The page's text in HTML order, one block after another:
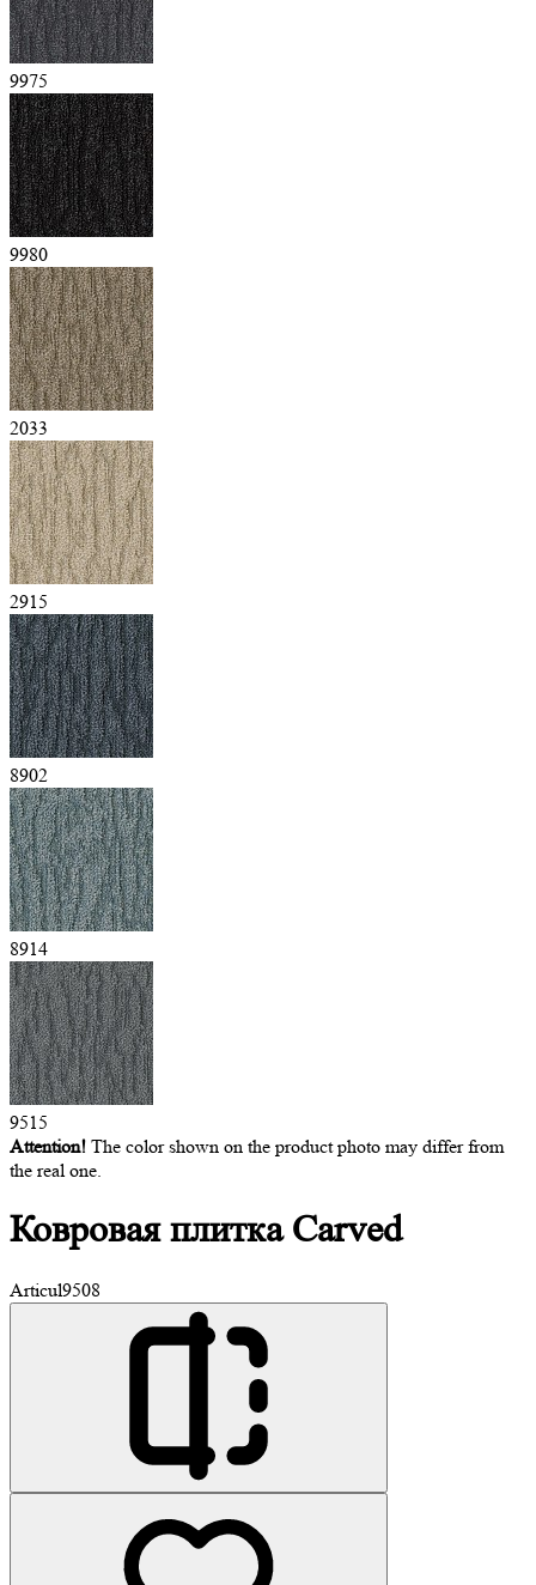
9975
9980
2033
2915
8902
8914
9515
Attention! The color shown on the product photo may differ from
the real one.
Ковроваяплитка Carved
Articul9508